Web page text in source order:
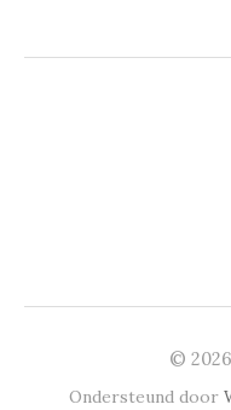
© 2026
Ondersteund door